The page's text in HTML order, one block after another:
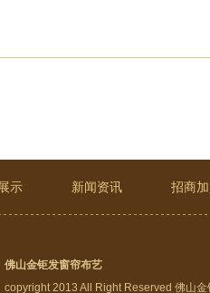
示 新闻资讯 招商
佛山金钜发窗帘布艺
copyright 2013 All Right Reserved 佛山